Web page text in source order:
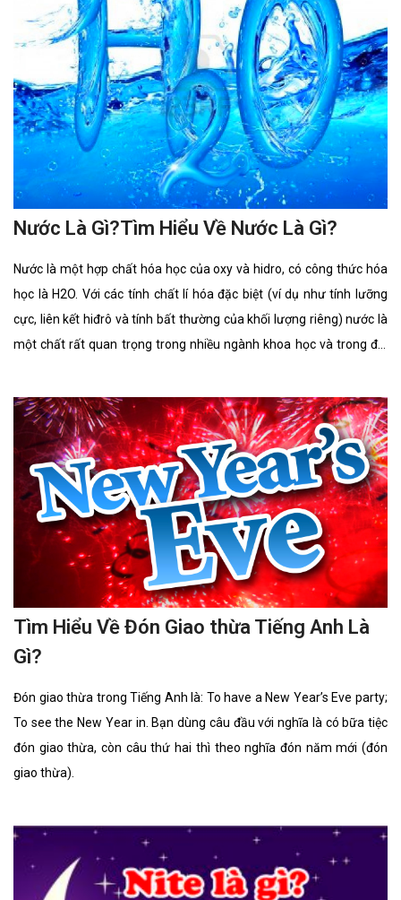
Nước Là Gì?Tìm Hiểu Về Nước Là Gì?
Nước là một hợp chất hóa học của oxy và hidro, có công thức hóa
học là H2O. Với các tính chất lí hóa đặc biệt (ví dụ như tính lưỡng
cực, liên kết hiđrô và tính bất thường của khối lượng riêng) nước là
một chất rất quan trọng trong nhiều ngành khoa học và trong đời
tổng lượng nước trên Trái Đất nằm trong các nguồn có thể khai
thác dùng làm nước uống.
Tìm Hiểu Về Đón Giao thừa Tiếng Anh Là
Gì?
Đón giao thừa trong Tiếng Anh là: To have a New Year’s Eve party;
To see the New Year in. Bạn dùng câu đầu với nghĩa là có bữa tiệc
đón giao thừa, còn câu thứ hai thì theo nghĩa đón năm mới (đón
giao thừa).